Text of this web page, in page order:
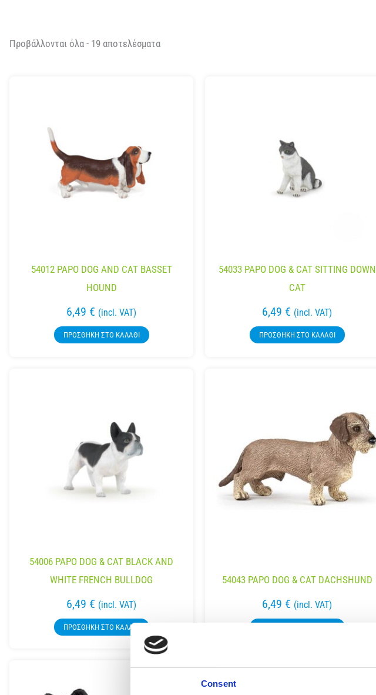
Consent
Προβάλλονται όλα - 19 αποτελέσματα
54012 PAPO DOG AND CAT BASSET
HOUND
6,49 € (incl. VAT)
ΠΡΟΣΘΉΚΗ ΣΤΟ ΚΑΛΆΘΙ
54033 PAPO DOG & CAT SITTING DOWN
CAT
6,49 € (incl. VAT)
ΠΡΟΣΘΉΚΗ ΣΤΟ ΚΑΛΆΘΙ
54006 PAPO DOG & CAT BLACK AND
WHITE FRENCH BULLDOG
6,49 € (incl. VAT)
ΠΡΟΣΘΉΚΗ ΣΤΟ ΚΑΛΆΘΙ
54043 PAPO DOG & CAT DACHSHUND
6,49 € (incl. VAT)